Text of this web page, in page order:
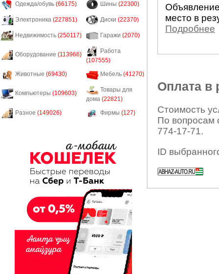
Одежда/обувь (66175) Шины (22300)
Электроника (227851) Диски (22370)
Недвижимость (250117) Гаражи (2070)
Оборудование (113966)
Работа
(107555)
Животные (69430) Мебель (41270)
Компьютеры (109603)
Товары для
дома (22821)
Разное (149026) Фирмы (127)
место в
Подробнее
Оплата в
Стоимость
По вопросам
774-17-71.
ID